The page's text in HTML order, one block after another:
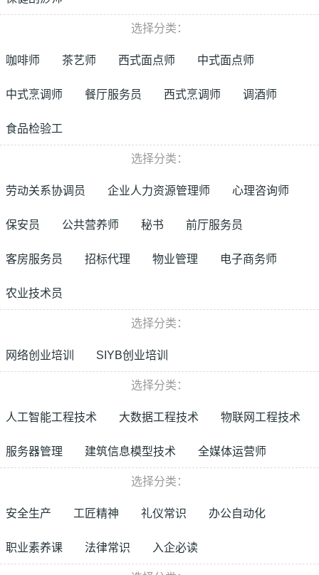
选择分类：
咖啡师 茶艺师 西式面点师 中式面点师
中式烹调师 餐厅服务员 西式烹调师 调酒师
食品检验工
选择分类：
劳动关系协调员 企业人力资源管理师 心理咨询师
保安员 公共营养师 秘书 前厅服务员
客房服务员 招标代理 物业管理 电子商务师
农业技术员
选择分类：
网络创业培训 SIYB创业培训
选择分类：
人工智能工程技术 大数据工程技术 物联网工程技术
服务器管理 建筑信息模型技术 全媒体运营师
选择分类：
安全生产 工匠精神 礼仪常识 办公自动化
职业素养课 法律常识 入企必读